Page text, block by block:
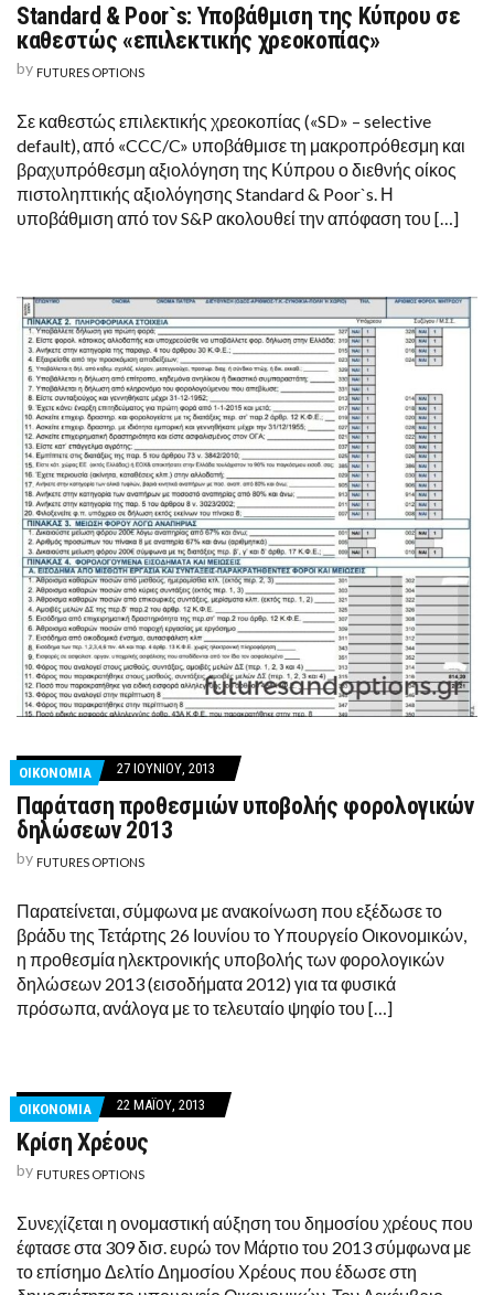
Standard & Poor`s: Υποβάθμιση της Κύπρου σε
καθεστώς «επιλεκτικής χρεοκοπίας»
by FUTURES OPTIONS
Σε καθεστώς επιλεκτικής χρεοκοπίας («SD» – selective
default), από «CCC/C» υποβάθμισε τη μακροπρόθεσμη και
βραχυπρόθεσμη αξιολόγηση της Κύπρου ο διεθνής οίκος
πιστοληπτικής αξιολόγησης Standard & Poor`s. Η
υποβάθμιση από τον S&P ακολουθεί την απόφαση του […]
ΟΙΚΟΝΟΜΙΑ 27 ΙΟΥΝΊΟΥ, 2013
Παράταση προθεσμιών υποβολής φορολογικών
δηλώσεων 2013
by FUTURES OPTIONS
Παρατείνεται, σύμφωνα με ανακοίνωση που εξέδωσε το
βράδυ της Τετάρτης 26 Ιουνίου το Υπουργείο Οικονομικών,
η προθεσμία ηλεκτρονικής υποβολής των φορολογικών
δηλώσεων 2013 (εισοδήματα 2012) για τα φυσικά
πρόσωπα, ανάλογα με το τελευταίο ψηφίο του […]
ΟΙΚΟΝΟΜΙΑ 22 ΜΑΪ́ΟΥ, 2013
Κρίση Χρέους
by FUTURES OPTIONS
Συνεχίζεται η ονομαστική αύξηση του δημοσίου χρέους που
έφτασε στα 309 δισ. ευρώ τον Μάρτιο του 2013 σύμφωνα με
το επίσημο Δελτίο Δημοσίου Χρέους που έδωσε στη